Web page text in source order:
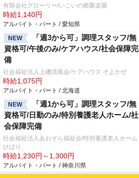
有限会社グローリー/いこいの郷聚楽園
時給1,140円
アルバイト・パート / 愛知県
NEW
「週3から可」調理スタッフ/無
資格可/午後のみ/ケアハウス/社会保障完
備
社会福祉法人上磯清風会/ケアハウス そよかぜ
時給1,075円
アルバイト・パート / 北海道
NEW
「週1から可」調理スタッフ/無
資格可/日勤のみ/特別養護老人ホーム/社
会保障完備
社会福祉法人あおぞら福祉会/特別養護老人ホーム
ひばり
時給1,230円～1,300円
アルバイト・パート / 神奈川県